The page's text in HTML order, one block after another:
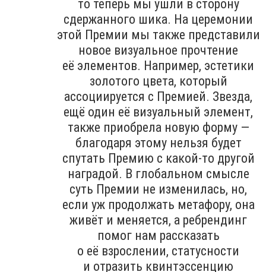
то теперь мы ушли в сторону
сдержанного шика. На церемонии
этой Премии мы также представили
новое визуальное прочтение
её элементов. Например, эстетики
золотого цвета, который
ассоциируется с Премией. Звезда,
ещё один её визуальный элемент,
также приобрела новую форму —
благодаря этому нельзя будет
спутать Премию с какой-то другой
наградой. В глобальном смысле
суть Премии не изменилась, но,
если уж продолжать метафору, она
живёт и меняется, а ребрендинг
помог нам рассказать
о её взрослении, статусности
и отразить квинтэссенцию